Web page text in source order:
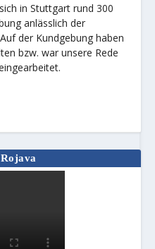
in Stuttgart rund 300
anlässlich der
der Kundgebung haben
bzw. war unsere Rede